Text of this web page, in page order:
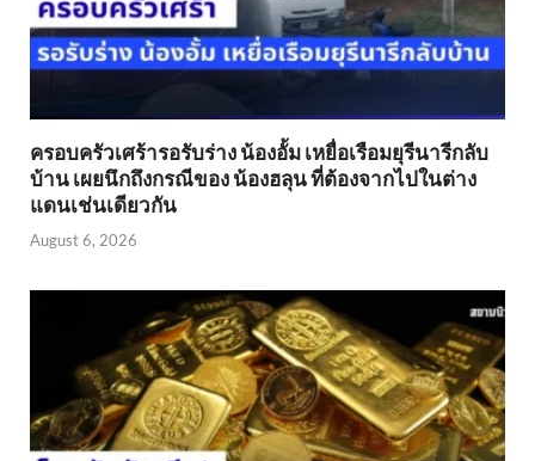
ครอบครัวเศร้ารอรับร่าง น้องอั้ม เหยื่อเรือมยุรีนารีกลับ
บ้าน เผยนึกถึงกรณีของ น้องฮลุน ที่ต้องจากไปในต่าง
แดนเช่นเดียวกัน
August 6, 2026